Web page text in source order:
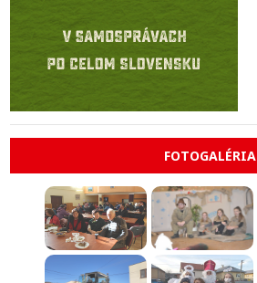
FOTOGALÉRIA